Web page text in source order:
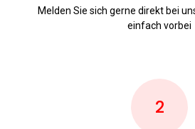
Melden Sie sich gerne direkt bei
einfach vorbei
2